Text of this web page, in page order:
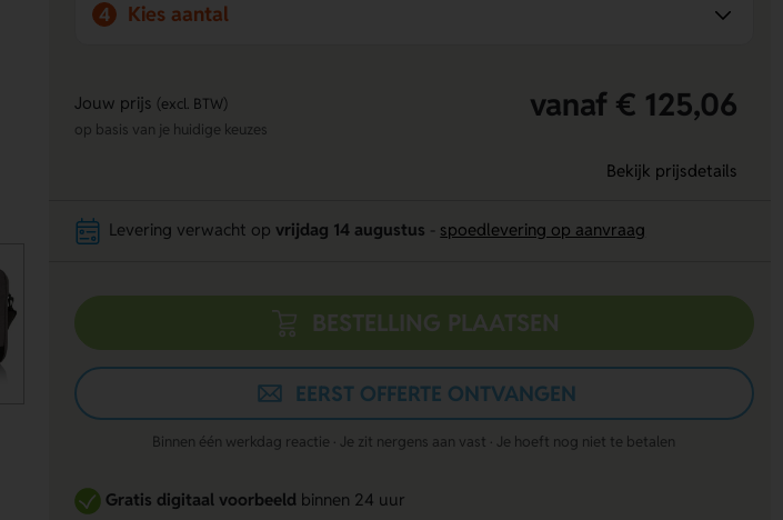
4 Kies aantal
Jouw prijs (excl. BTW) vanaf € 125,06
op basis van je huidige keuzes
Bekijk prijsdetails
Levering verwacht opvrijdag 14 augustus spoedlevering op aanvraag
BESTELLING PLAATSEN
EERST OFFERTE ONTVANGEN
Binnen één werkdag reactie · Je zit nergens aan vast · Je hoeft nog niet te betalen
Gratis digitaal voorbeeldbinnen 24 uur